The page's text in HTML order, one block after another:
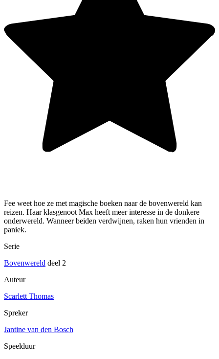
Fee weet hoe ze met magische boeken naar de bovenwereld kan
reizen. Haar klasgenoot Max heeft meer interesse in de donkere
onderwereld. Wanneer beiden verdwijnen, raken hun vrienden in
paniek.
Serie
Bovenwereld deel 2
Auteur
Scarlett Thomas
Spreker
Jantine van den Bosch
Speelduur